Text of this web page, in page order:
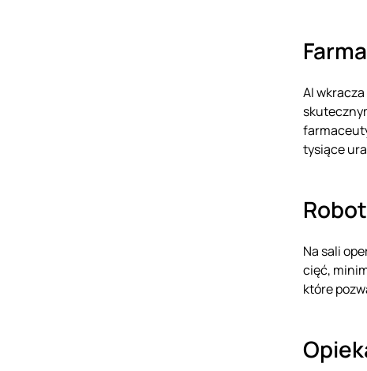
AI
tysiące
Na sali
cięć,
które